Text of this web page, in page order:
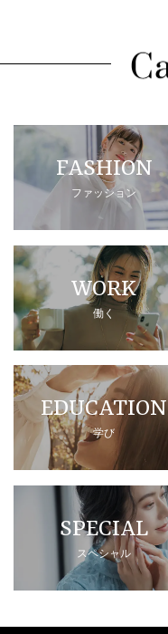
FASHION
ファッション
WORK
働く
EDUCATION
学び
SPECIAL
スペシャル